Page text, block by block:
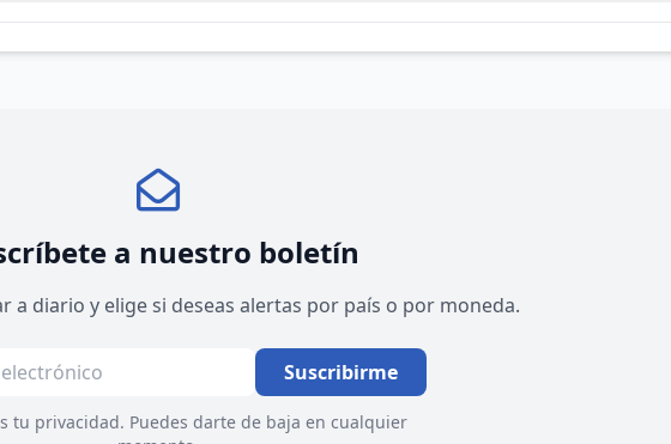
a nuestro boletín
a diario y elige si deseas alertas por país o por moneda.
Suscribirme
tu privacidad. Puedes darte de baja en cualquier